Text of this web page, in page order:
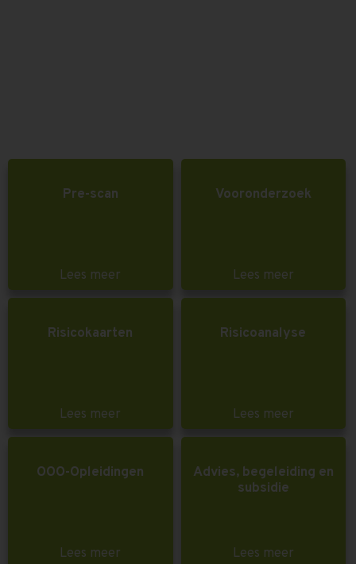
Pre-scan
Lees meer
Vooronderzoek
Lees meer
Risicokaarten
Lees meer
Risicoanalyse
Lees meer
OOO-Opleidingen
Lees meer
Advies, begeleiding en
subsidie
Lees meer